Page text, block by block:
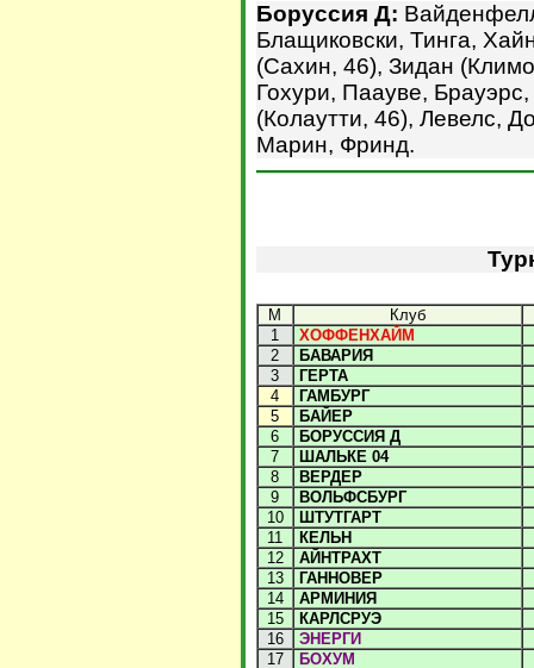
Боруссия Д:
Блащиковски, Тинга,
(Сахин, 46), Зидан
Гохури, Паауве,
(Колаутти, 46), Левелс,
Марин, Фринд.
М
Клуб
1
ХОФФЕНХАЙМ
2
БАВАРИЯ
3
ГЕРТА
4
ГАМБУРГ
5
БАЙЕР
6
БОРУССИЯ Д
7
ШАЛЬКЕ 04
8
ВЕРДЕР
9
ВОЛЬФСБУРГ
10
ШТУТГАРТ
11
КЕЛЬН
12
АЙНТРАХТ
13
ГАННОВЕР
14
АРМИНИЯ
15
КАРЛСРУЭ
16
ЭНЕРГИ
17
БОХУМ